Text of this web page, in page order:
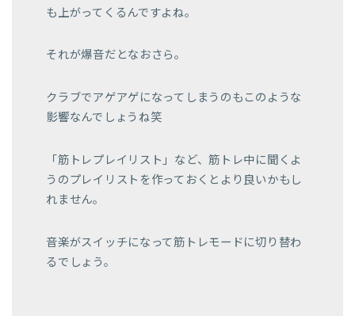
も上がってくるんですよね。
それが爆音だとなおさら。
クラブでアゲアゲになってしまうのもこのような
影響なんでしょうね笑
「筋トレプレイリスト」など、筋トレ中に聞くよ
うのプレイリストを作っておくとより良いかもし
れません。
音楽がスイッチになって筋トレモードに切り替わ
るでしょう。